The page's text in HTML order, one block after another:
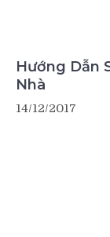
Hướng Dẫn
Nhà
14/12/2017